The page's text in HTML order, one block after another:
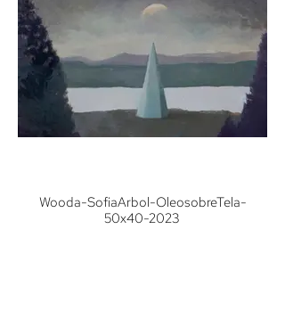
Wooda-SofiaArbol-OleosobreTela-
50x40-2023